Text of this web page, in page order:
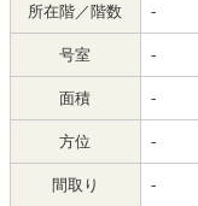
所在階／階数 -
号室 -
面積 -
方位 -
間取り -